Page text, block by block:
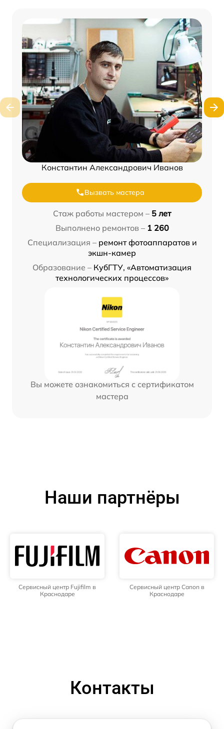
Константин Александрович Иванов
Вызвать мастера
Стаж работы мастером – 5 лет
Выполнено ремонтов – 1 260
Специализация – ремонт фотоаппаратов и
экшн-камер
Образование – КубГТУ, «Автоматизация
технологических процессов»
Вы можете ознакомиться с сертификатом
мастера
Наши партнёры
Сервисный центр Fujifilm в
Краснодаре
Сервисный центр Canon в
Краснодаре
Контакты